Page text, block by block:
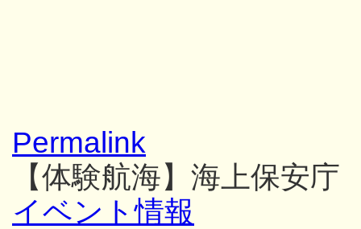
Permalink
【体験航海】海上保安
イベント情報